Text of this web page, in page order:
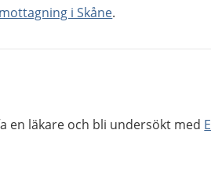
i Skåne.
en läkare och bli undersökt med